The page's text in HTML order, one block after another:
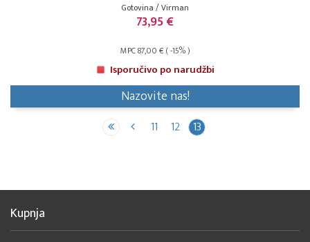
Gotovina / Virman
73,95 €
MPC 87,00 € ( -15% )
Isporučivo po narudžbi
Nazovite nas!
11 12 13
Kupnja